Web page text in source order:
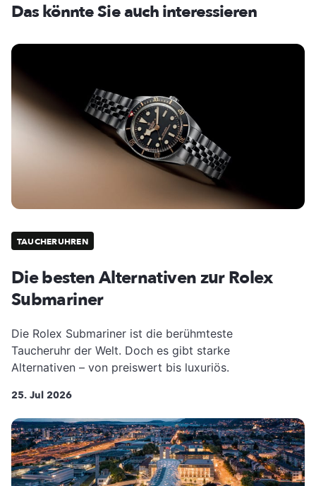
Das könnte Sie auch interessieren
TAUCHERUHREN
Die besten Alternativen zur Rolex
Submariner
Die Rolex Submariner ist die berühmteste
Taucheruhr der Welt. Doch es gibt starke
Alternativen – von preiswert bis luxuriös.
25. Jul 2026